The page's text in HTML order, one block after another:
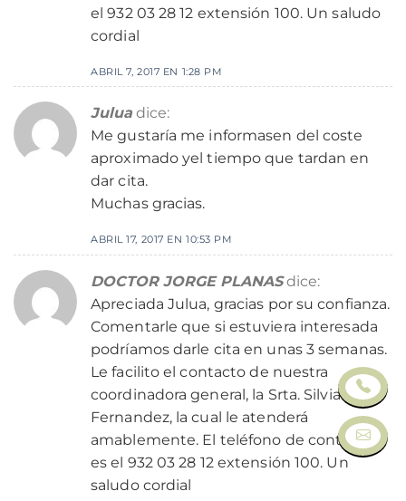
el 932 03 28 12 extensión 100. Un saludo
cordial
ABRIL 7, 2017 EN 1:28 PM
Julua dice:
Me gustaría me informasen del coste
aproximado yel tiempo que tardan en
dar cita.
Muchas gracias.
ABRIL 17, 2017 EN 10:53 PM
DOCTOR JORGE PLANAS dice:
Apreciada Julua, gracias por su confianza.
Comentarle que si estuviera interesada
podríamos darle cita en unas 3 semanas.
Le facilito el contacto de nuestra
coordinadora general, la Srta. Silvia
Fernandez, la cual le atenderá
amablemente. El teléfono de contacto
es el 932 03 28 12 extensión 100. Un
saludo cordial